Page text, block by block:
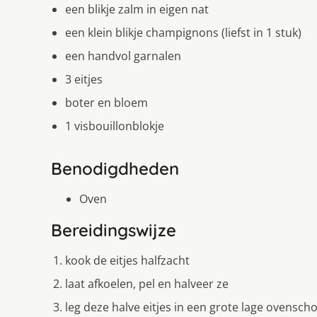
een blikje zalm in eigen nat
een klein blikje champignons (liefst in 1 stuk)
een handvol garnalen
3 eitjes
boter en bloem
1 visbouillonblokje
Benodigdheden
Oven
Bereidingswijze
kook de eitjes halfzacht
laat afkoelen, pel en halveer ze
leg deze halve eitjes in een grote lage